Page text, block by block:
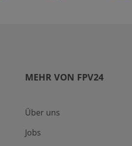
MEHR VON FPV24
Über uns
Jobs